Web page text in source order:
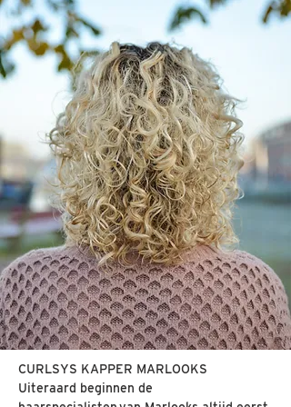
CURLSYS KAPPER MARLOOKS
Uiteraard beginnen de